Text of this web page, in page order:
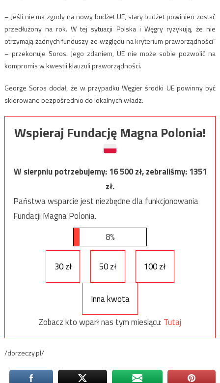
– Jeśli nie ma zgody na nowy budżet UE, stary budżet powinien zostać
przedłużony na rok. W tej sytuacji Polska i Węgry ryzykują, że nie
otrzymają żadnych funduszy ze względu na kryterium praworządności”
– przekonuje Soros. Jego zdaniem, UE nie może sobie pozwolić na
kompromis w kwestii klauzuli praworządności.
George Soros dodał, że w przypadku Węgier środki UE powinny być
skierowane bezpośrednio do lokalnych władz.
Wspieraj Fundację Magna Polonia!
W sierpniu potrzebujemy:16 500zł, zebraliśmy:1351
zł.
Państwa wsparcie jest niezbędne dla funkcjonowania
Fundacji Magna Polonia.
8%
30 zł 50 zł 100 zł
Inna kwota
Zobacz kto wparł nas tym miesiącu: Tutaj
/dorzeczy.pl/